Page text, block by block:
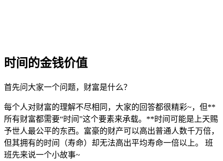
时间的金钱价值
首先问大家一个问题，财富是什么？
每个人对财富的理解不尽相同，大家的回答都很精彩~，但**
所有财富都需要“时间”这个要素来承载。**时间可能是上天赐
予世人最公平的东西。富豪的财产可以高出普通人数千万倍，
但其拥有的时间（寿命）却无法高出平均寿命一倍以上。 班
班先来说一个小故事~